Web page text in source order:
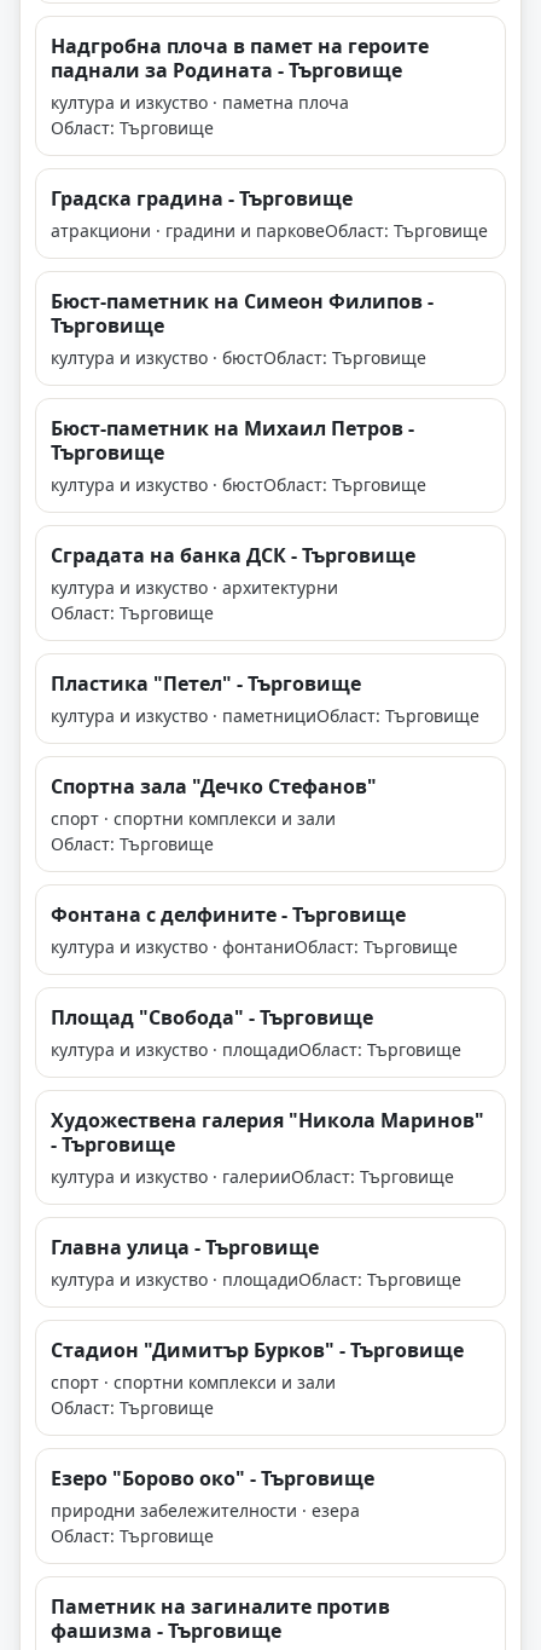
Надгробна плоча в памет на героите
паднали за Родината - Търговище
култура и изкуство · паметна плоча
Област: Търговище
Градска градина - Търговище
атракциони · градини и парковеОбласт: Търговище
Бюст-паметник на Симеон Филипов -
Търговище
култура и изкуство · бюстОбласт: Търговище
Бюст-паметник на Михаил Петров -
Търговище
култура и изкуство · бюстОбласт: Търговище
Сградата на банка ДСК - Търговище
култура и изкуство · архитектурни
Област: Търговище
Пластика "Петел" - Търговище
култура и изкуство · паметнициОбласт: Търговище
Спортна зала "Дечко Стефанов"
спорт · спортни комплекси и зали
Област: Търговище
Фонтана с делфините - Търговище
култура и изкуство · фонтаниОбласт: Търговище
Площад "Свобода" - Търговище
култура и изкуство · площадиОбласт: Търговище
Художествена галерия "Никола Маринов"
- Търговище
култура и изкуство · галерииОбласт: Търговище
Главна улица - Търговище
култура и изкуство · площадиОбласт: Търговище
Стадион "Димитър Бурков" - Търговище
спорт · спортни комплекси и зали
Област: Търговище
Езеро "Борово око" - Търговище
природни забележителности · езера
Област: Търговище
Паметник на загиналите против
фашизма - Търговище